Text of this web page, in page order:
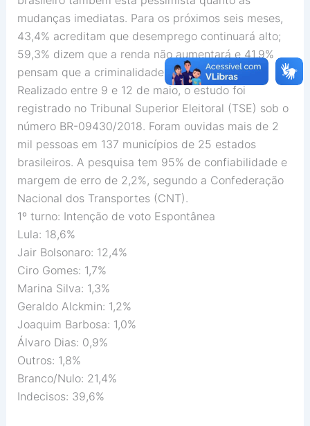
mudanças imediatas. Para os próximos seis meses,
43,4% acreditam que desemprego continuará alto;
59,3% dizem que a renda não aumentará e 41,9%
pensam que a criminalidade pode aumentar.
Realizado entre 9 e 12 de maio, o estudo foi
registrado no Tribunal Superior Eleitoral (TSE) sob o
número BR-09430/2018. Foram ouvidas mais de 2
mil pessoas em 137 municípios de 25 estados
brasileiros. A pesquisa tem 95% de confiabilidade e
margem de erro de 2,2%, segundo a Confederação
Nacional dos Transportes (CNT).
1º turno: Intenção de voto Espontânea
Lula: 18,6%
Jair Bolsonaro: 12,4%
Ciro Gomes: 1,7%
Marina Silva: 1,3%
Geraldo Alckmin: 1,2%
Joaquim Barbosa: 1,0%
Álvaro Dias: 0,9%
Outros: 1,8%
Branco/Nulo: 21,4%
Indecisos: 39,6%